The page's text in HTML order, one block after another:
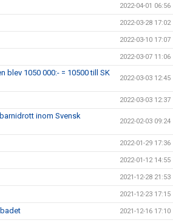
2022-04-01 06:56
2022-03-28 17:02
2022-03-10 17:07
2022-03-07 11:06
blev 1050 000:- = 10500 till SK
2022-03-03 12:45
2022-03-03 12:37
inom Svensk
2022-02-03 09:24
2022-01-29 17:36
2022-01-12 14:55
2021-12-28 21:53
2021-12-23 17:15
2021-12-16 17:10